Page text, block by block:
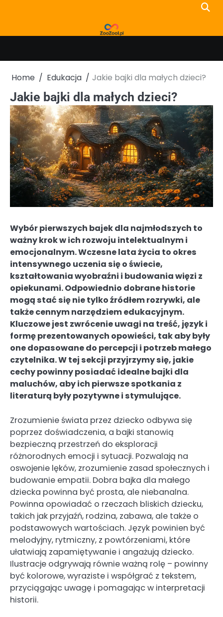
Home Edukacja Jakie bajki dla małych dzieci?
Jakie bajki dla małych dzieci?
Wybór pierwszych bajek dla najmłodszych to
ważny krok w ich rozwoju intelektualnym i
emocjonalnym. Wczesne lata życia to okres
intensywnego uczenia się o świecie,
kształtowania wyobraźni i budowania więzi z
opiekunami. Odpowiednio dobrane historie
mogą stać się nie tylko źródłem rozrywki, ale
także cennym narzędziem edukacyjnym.
Kluczowe jest zwrócenie uwagi na treść, język i
formę prezentowanych opowieści, tak aby były
one dopasowane do percepcji i potrzeb małego
czytelnika. W tej sekcji przyjrzymy się, jakie
cechy powinny posiadać idealne bajki dla
maluchów, aby ich pierwsze spotkania z
literaturą były pozytywne i stymulujące.
Zrozumienie świata przez dziecko odbywa się
poprzez doświadczenia, a bajki stanowią
bezpieczną przestrzeń do eksploracji
różnorodnych emocji i sytuacji. Pozwalają na
oswojenie lęków, zrozumienie zasad społecznych i
budowanie empatii. Dobra bajka dla małego
dziecka powinna być prosta, ale niebanalna.
Powinna opowiadać o rzeczach bliskich dziecku,
takich jak przyjaźń, rodzina, zabawa, ale także o
podstawowych wartościach. Język powinien być
melodyjny, rytmiczny, z powtórzeniami, które
ułatwiają zapamiętywanie i angażują dziecko.
Ilustracje odgrywają równie ważną rolę – powinny
być kolorowe, wyraziste i współgrać z tekstem,
przyciągając uwagę i pomagając w interpretacji
historii.